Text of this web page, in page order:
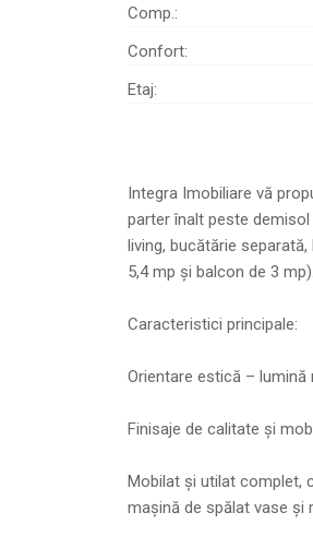
Comp.:
Confort:
Etaj:
Integra Imobiliare vă
parter înalt peste
living, bucătărie
5,4 mp și balcon de 3 mp).
Caracteristici principale:
Orientare estică – lumină
Finisaje de calitate și
Mobilat și utilat complet,
mașină de spălat vase și